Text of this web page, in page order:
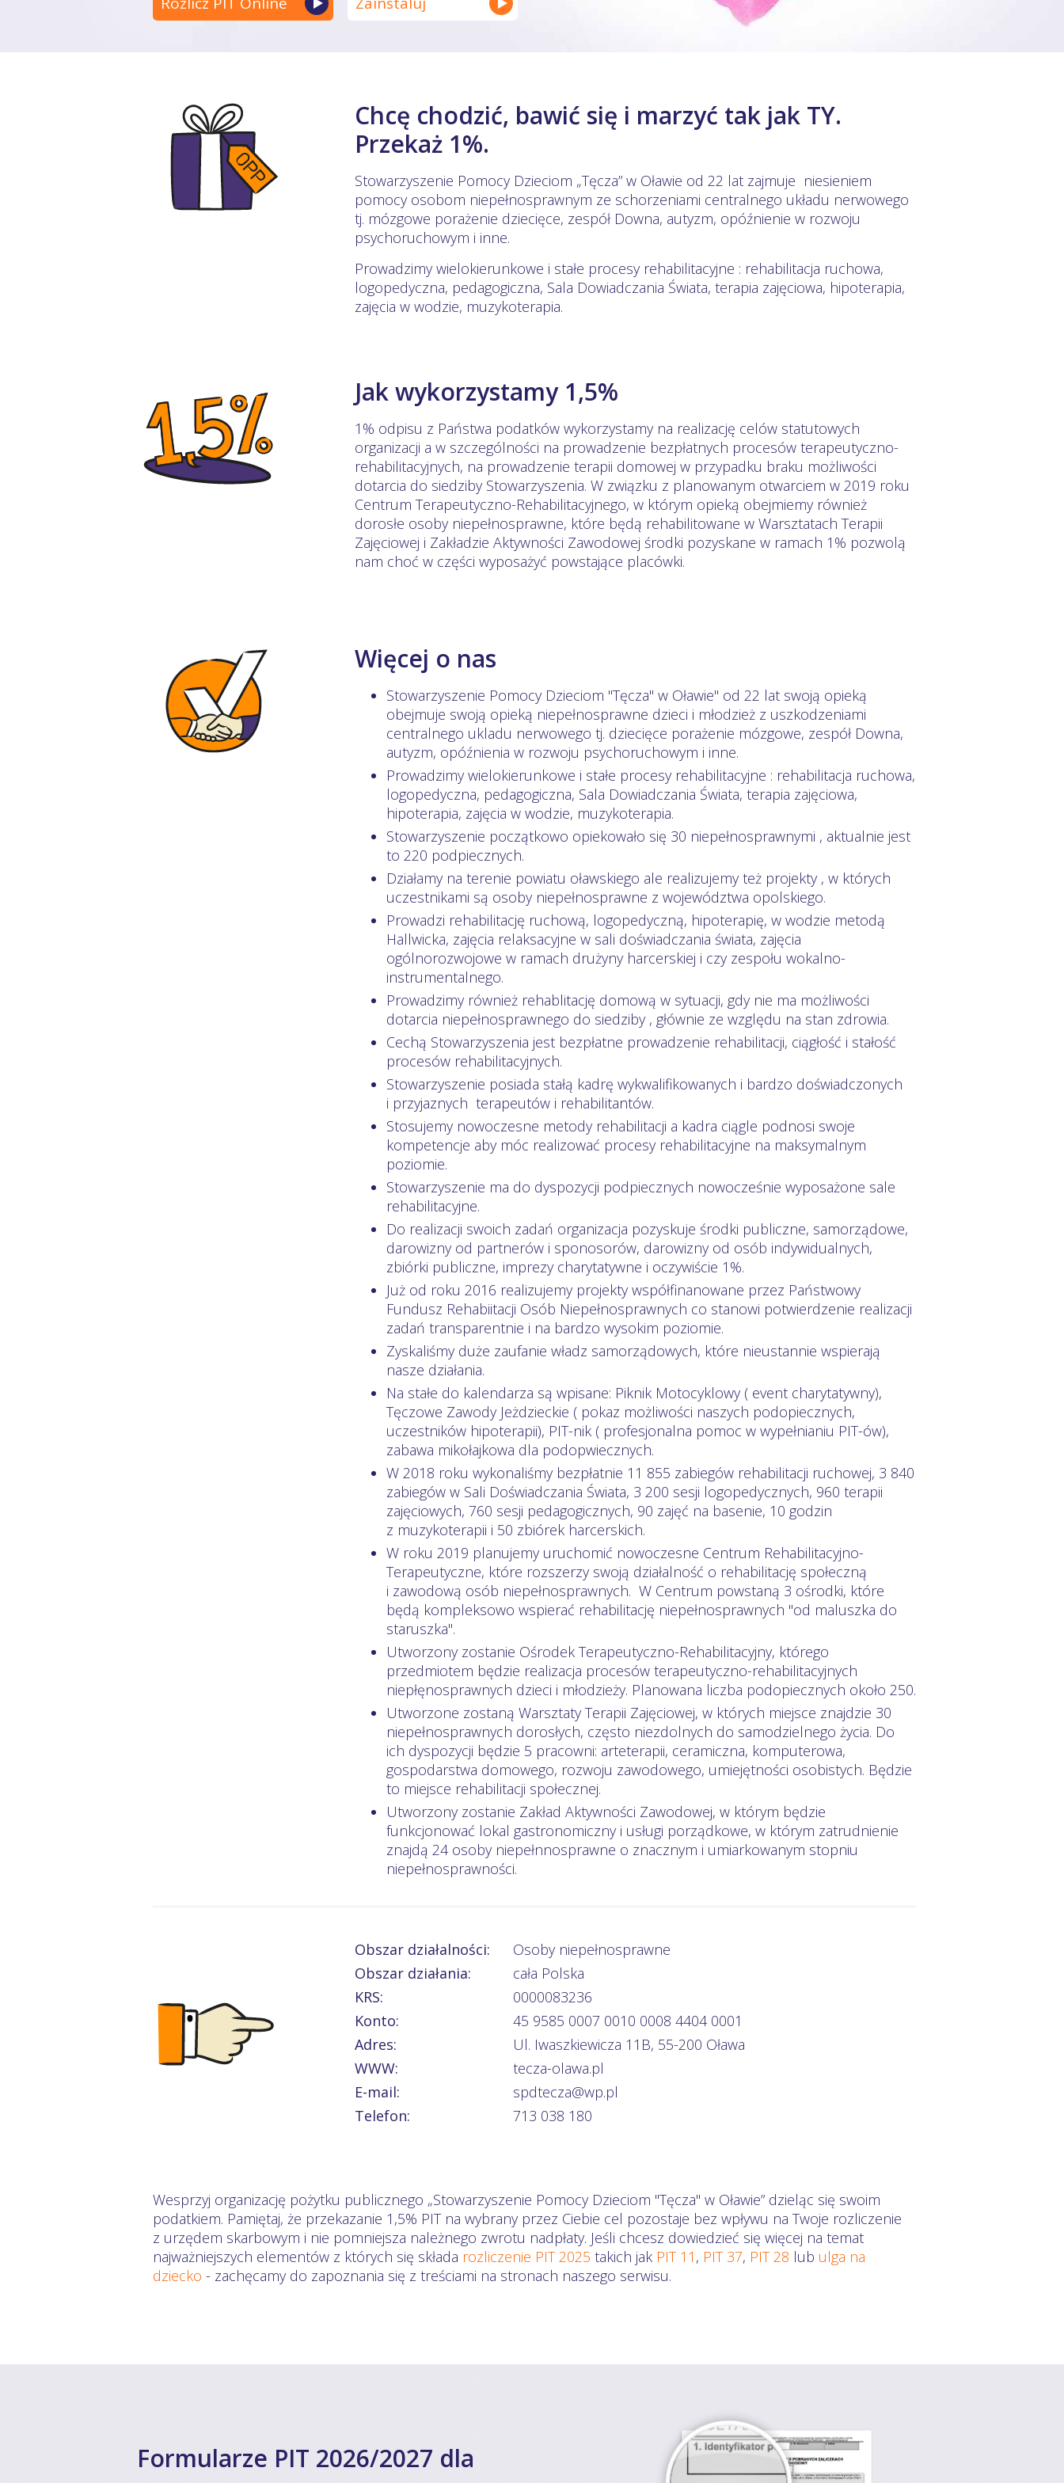
Chcę chodzić, bawić się i marzyć tak jak TY.
Przekaż 1%.
Stowarzyszenie Pomocy Dzieciom „Tęcza” w Oławie od 22 lat zajmuje niesieniem
pomocy osobom niepełnosprawnym ze schorzeniami centralnego układu nerwowego
tj. mózgowe porażenie dziecięce, zespół Downa, autyzm, opóźnienie w rozwoju
psychoruchowym i inne.
Prowadzimy wielokierunkowe i stałe procesy rehabilitacyjne : rehabilitacja ruchowa,
logopedyczna, pedagogiczna, Sala Dowiadczania Świata, terapia zajęciowa, hipoterapia,
zajęcia w wodzie, muzykoterapia.
Jak wykorzystamy 1,5%
1% odpisu z Państwa podatków wykorzystamy na realizację celów statutowych
organizacji a w szczególności na prowadzenie bezpłatnych procesów terapeutyczno-
rehabilitacyjnych, na prowadzenie terapii domowej w przypadku braku możliwości
dotarcia do siedziby Stowarzyszenia. W związku z planowanym otwarciem w 2019 roku
Centrum Terapeutyczno-Rehabilitacyjnego, w którym opieką obejmiemy również
dorosłe osoby niepełnosprawne, które będą rehabilitowane w Warsztatach Terapii
Zajęciowej i Zakładzie Aktywności Zawodowej środki pozyskane w ramach 1% pozwolą
nam choć w części wyposażyć powstające placówki.
Więcej o nas
Stowarzyszenie Pomocy Dzieciom "Tęcza" w Oławie" od 22 lat swoją opieką
obejmuje swoją opieką niepełnosprawne dzieci i młodzież z uszkodzeniami
centralnego ukladu nerwowego tj. dziecięce porażenie mózgowe, zespół Downa,
autyzm, opóźnienia w rozwoju psychoruchowym i inne.
Prowadzimy wielokierunkowe i stałe procesy rehabilitacyjne : rehabilitacja ruchowa,
logopedyczna, pedagogiczna, Sala Dowiadczania Świata, terapia zajęciowa,
hipoterapia, zajęcia w wodzie, muzykoterapia.
Stowarzyszenie początkowo opiekowało się 30 niepełnosprawnymi , aktualnie jest
to 220 podpiecznych.
Działamy na terenie powiatu oławskiego ale realizujemy też projekty , w których
uczestnikami są osoby niepełnosprawne z województwa opolskiego.
Prowadzi rehabilitację ruchową, logopedyczną, hipoterapię, w wodzie metodą
Hallwicka, zajęcia relaksacyjne w sali doświadczania świata, zajęcia
ogólnorozwojowe w ramach drużyny harcerskiej i czy zespołu wokalno-
instrumentalnego.
Prowadzimy również rehablitację domową w sytuacji, gdy nie ma możliwości
dotarcia niepełnosprawnego do siedziby , głównie ze względu na stan zdrowia.
Cechą Stowarzyszenia jest bezpłatne prowadzenie rehabilitacji, ciągłość i stałość
procesów rehabilitacyjnych.
Stowarzyszenie posiada stałą kadrę wykwalifikowanych i bardzo doświadczonych
i przyjaznych terapeutów i rehabilitantów.
Stosujemy nowoczesne metody rehabilitacji a kadra ciągle podnosi swoje
kompetencje aby móc realizować procesy rehabilitacyjne na maksymalnym
poziomie.
Stowarzyszenie ma do dyspozycji podpiecznych nowocześnie wyposażone sale
rehabilitacyjne.
Do realizacji swoich zadań organizacja pozyskuje środki publiczne, samorządowe,
darowizny od partnerów i sponosorów, darowizny od osób indywidualnych,
zbiórki publiczne, imprezy charytatywne i oczywiście 1%.
Już od roku 2016 realizujemy projekty współfinanowane przez Państwowy
Fundusz Rehabiitacji Osób Niepełnosprawnych co stanowi potwierdzenie realizacji
zadań transparentnie i na bardzo wysokim poziomie.
Zyskaliśmy duże zaufanie władz samorządowych, które nieustannie wspierają
nasze działania.
Na stałe do kalendarza są wpisane: Piknik Motocyklowy ( event charytatywny),
Tęczowe Zawody Jeżdzieckie ( pokaz możliwości naszych podopiecznych,
uczestników hipoterapii), PIT-nik ( profesjonalna pomoc w wypełnianiu PIT-ów),
zabawa mikołajkowa dla podopwiecznych.
W 2018 roku wykonaliśmy bezpłatnie 11 855 zabiegów rehabilitacji ruchowej, 3 840
zabiegów w Sali Doświadczania Świata, 3 200 sesji logopedycznych, 960 terapii
zajęciowych, 760 sesji pedagogicznych, 90 zajęć na basenie, 10 godzin
z muzykoterapii i 50 zbiórek harcerskich.
W roku 2019 planujemy uruchomić nowoczesne Centrum Rehabilitacyjno-
Terapeutyczne, które rozszerzy swoją działalność o rehabilitację społeczną
i zawodową osób niepełnosprawnych. W Centrum powstaną 3 ośrodki, które
będą kompleksowo wspierać rehabilitację niepełnosprawnych "od maluszka do
staruszka".
Utworzony zostanie Ośrodek Terapeutyczno-Rehabilitacyjny, którego
przedmiotem będzie realizacja procesów terapeutyczno-rehabilitacyjnych
niepłęnosprawnych dzieci i młodzieży. Planowana liczba podopiecznych około 250.
Utworzone zostaną Warsztaty Terapii Zajęciowej, w których miejsce znajdzie 30
niepełnosprawnych dorosłych, często niezdolnych do samodzielnego życia. Do
ich dyspozycji będzie 5 pracowni: arteterapii, ceramiczna, komputerowa,
gospodarstwa domowego, rozwoju zawodowego, umiejętności osobistych. Będzie
to miejsce rehabilitacji społecznej.
Utworzony zostanie Zakład Aktywności Zawodowej, w którym będzie
funkcjonować lokal gastronomiczny i usługi porządkowe, w którym zatrudnienie
znajdą 24 osoby niepełnnosprawne o znacznym i umiarkowanym stopniu
niepełnosprawności.
Obszar działalności:
Osoby niepełnosprawne
Obszar działania:
cała Polska
KRS:
0000083236
Konto:
45 9585 0007 0010 0008 4404 0001
Adres:
Ul. Iwaszkiewicza 11B, 55-200 Oława
WWW:
tecza-olawa.pl
E-mail:
spdtecza@wp.pl
Telefon:
713 038 180
Wesprzyj organizację pożytku publicznego „Stowarzyszenie Pomocy Dzieciom "Tęcza" w Oławie” dzieląc się swoim
podatkiem. Pamiętaj, że przekazanie 1,5% PIT na wybrany przez Ciebie cel pozostaje bez wpływu na Twoje rozliczenie
z urzędem skarbowym i nie pomniejsza należnego zwrotu nadpłaty. Jeśli chcesz dowiedzieć się więcej na temat
najważniejszych elementów z których się składa rozliczenie PIT 2025 takich jak PIT 11 , PIT 37, PIT 28 lub ulga na
dziecko - zachęcamy do zapoznania się z treściami na stronach naszego serwisu.
Formularze PIT 2026/2027 dla